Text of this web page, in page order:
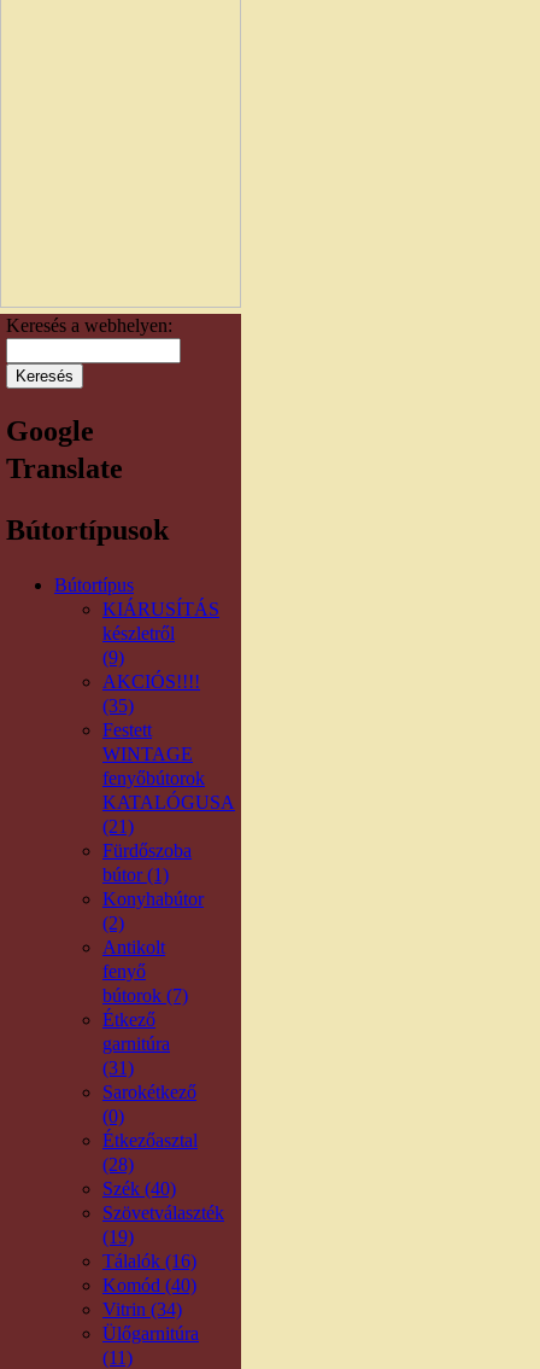
Keresés a webhelyen:
Google
Translate
Bútortípusok
Bútortípus
KIÁRUSÍTÁS
készletről
(9)
AKCIÓS!!!!
(35)
Festett
WINTAGE
fenyőbútorok
KATALÓGUSA
(21)
Fürdőszoba
bútor (1)
Konyhabútor
(2)
Antikolt
fenyő
bútorok (7)
Étkező
garnitúra
(31)
Sarokétkező
(0)
Étkezőasztal
(28)
Szék (40)
Szövetválaszték
(19)
Tálalók (16)
Komód (40)
Vitrin (34)
Ülőgarnitúra
(11)